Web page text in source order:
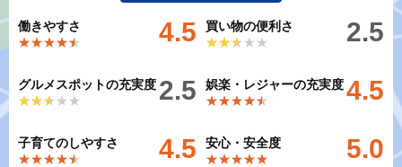
働きやすさ
★★★★★
★★★★★ 4.5
買い物の便利さ
★★★★★
★★★★★ 2.5
グルメスポットの充実度
★★★★★
★★★★★ 2.5
娯楽・レジャーの充実度
★★★★★
★★★★★ 4.5
子育てのしやすさ
★★★★★
★★★★★ 4.5
安心・安全度
★★★★★
★★★★★ 5.0